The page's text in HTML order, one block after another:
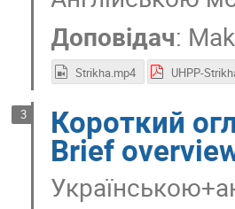
Доповідач:
Strikha.mp4
3 Короткий
Brief